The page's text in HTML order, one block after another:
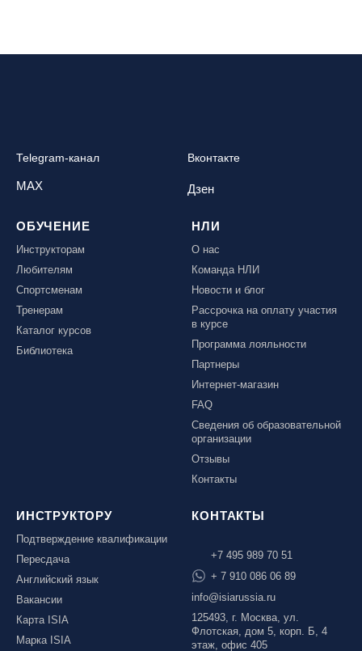
Telegram-канал Вконтакте
MAX Дзен
ОБУЧЕНИЕ
Инструкторам
Любителям
Спортсменам
Тренерам
Каталог курсов
Библиотека
НЛИ
О нас
Команда НЛИ
Новости и блог
Рассрочка на оплату участия
в курсе
Программа лояльности
Партнеры
Интернет-магазин
FAQ
Сведения об образовательной
организации
Отзывы
Контакты
ИНСТРУКТОРУ
Подтверждение квалификации
Пересдача
Английский язык
Вакансии
Карта ISIA
Марка ISIA
КОНТАКТЫ
+7 495 989 70 51
+ 7 910 086 06 89
info@isiarussia.ru
125493, г. Москва, ул.
Флотская, дом 5, корп. Б, 4
этаж, офис 405